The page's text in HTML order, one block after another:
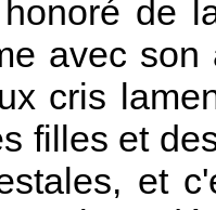
honoré de
avec
cris
filles et
et